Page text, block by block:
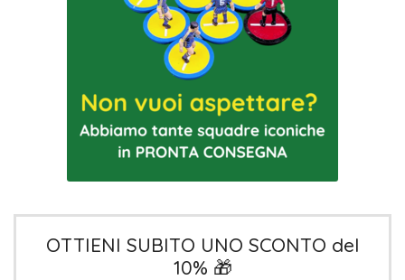
OTTIENI SUBITO UNO SCONTO del
10% 🎁